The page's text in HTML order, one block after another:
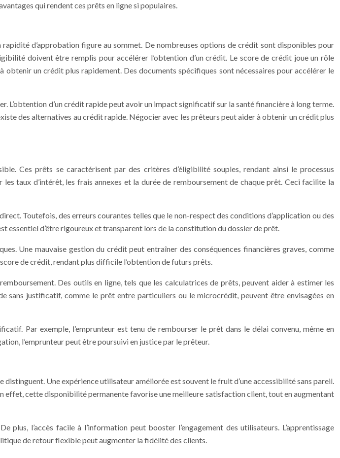
qui rendent ces prêts en ligne si populaires.
d’approbation figure au sommet. De nombreuses options de crédit sont disponibles pour
doivent être remplis pour accélérer l’obtention d’un crédit. Le score de crédit joue un rôle
un crédit plus rapidement. Des documents spécifiques sont nécessaires pour accélérer le
L’obtention d’un crédit rapide peut avoir un impact significatif sur la santé financière à long terme.
des alternatives au crédit rapide. Négocier avec les prêteurs peut aider à obtenir un crédit plus
Ces prêts se caractérisent par des critères d’éligibilité souples, rendant ainsi le processus
taux d’intérêt, les frais annexes et la durée de remboursement de chaque prêt. Ceci facilite la
Toutefois, des erreurs courantes telles que le non-respect des conditions d’application ou des
essentiel d’être rigoureux et transparent lors de la constitution du dossier de prêt.
Une mauvaise gestion du crédit peut entraîner des conséquences financières graves, comme
de crédit, rendant plus difficile l’obtention de futurs prêts.
Des outils en ligne, tels que les calculatrices de prêts, peuvent aider à estimer les
sans justificatif, comme le prêt entre particuliers ou le microcrédit, peuvent être envisagées en
Par exemple, l’emprunteur est tenu de rembourser le prêt dans le délai convenu, même en
l’emprunteur peut être poursuivi en justice par le prêteur.
Une expérience utilisateur améliorée est souvent le fruit d’une accessibilité sans pareil.
effet, cette disponibilité permanente favorise une meilleure satisfaction client, tout en augmentant
l’accès facile à l’information peut booster l’engagement des utilisateurs. L’apprentissage
de retour flexible peut augmenter la fidélité des clients.